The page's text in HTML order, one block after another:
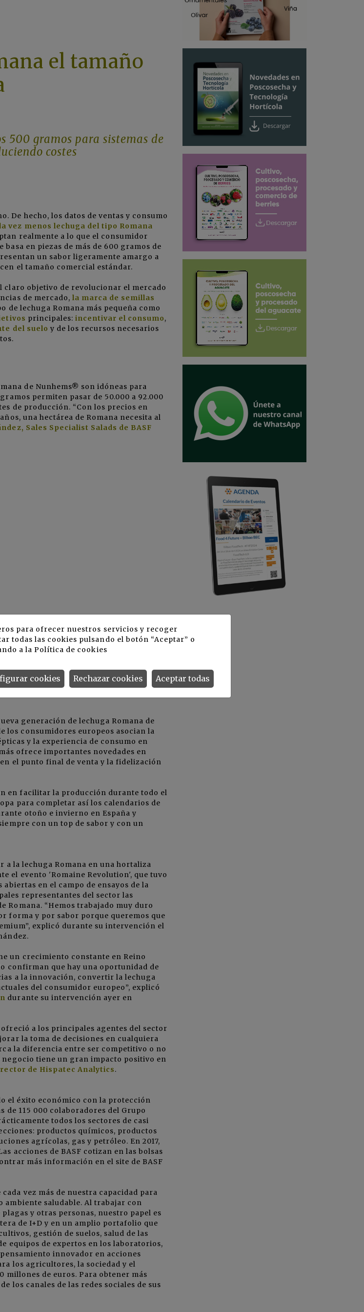
el tamaño
500 gramos para sistemas de
costes
De hecho, los datos de ventas y consumo
vez menos lechuga del tipo Romana
realmente a lo que el consumidor
en piezas de más de 600 gramos de
un sabor ligeramente amargo a
el tamaño comercial estándar.
objetivo de revolucionar el mercado
de mercado, la marca de semillas
de lechuga Romana más pequeña como
principales: incentivar el consumo,
del suelo y de los recursos necesarios
de Nunhems® son idóneas para
permiten pasar de 50.000 a 92.000
de producción. “Con los precios en
una hectárea de Romana necesita al
Sales Specialist Salads de BASF
generación de lechuga Romana de
los consumidores europeos asocian la
y la experiencia de consumo en
ofrece importantes novedades en
el punto final de venta y la fidelización
en facilitar la producción durante todo el
para completar así los calendarios de
otoño e invierno en España y
con un top de sabor y con un
a la lechuga Romana en una hortaliza
el evento 'Romaine Revolution', que tuvo
en el campo de ensayos de la
representantes del sector las
Romana. “Hemos trabajado muy duro
forma y por sabor porque queremos que
explicó durante su intervención el
un crecimiento constante en Reino
confirman que hay una oportunidad de
a la innovación, convertir la lechuga
del consumidor europeo”, explicó
durante su intervención ayer en
a los principales agentes del sector
la toma de decisiones en cualquiera
la diferencia entre ser competitivo o no
tiene un gran impacto positivo en
de Hispatec Analytics.
el éxito económico con la protección
de 115 000 colaboradores del Grupo
todos los sectores de casi
productos químicos, productos
agrícolas, gas y petróleo. En 2017,
acciones de BASF cotizan en las bolsas
más información en el site de BASF
vez más de nuestra capacidad para
saludable. Al trabajar con
y otras personas, nuestro papel es
de I+D y en un amplio portafolio que
gestión de suelos, salud de las
equipos de expertos en los laboratorios,
innovador en acciones
los agricultores, la sociedad y el
millones de euros. Para obtener más
los canales de las redes sociales de sus
para ofrecer nuestros servicios y recoger
todas las cookies pulsando el botón “Aceptar” o
a laPolítica de cookies
Aceptar todas
Rechazar cookies
cookies